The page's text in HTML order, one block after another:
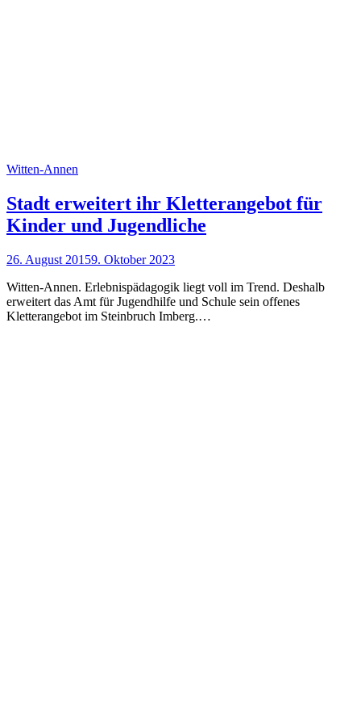
Witten-Annen
Stadt erweitert ihr Kletterangebot für
Kinder und Jugendliche
26. August 20159. Oktober 2023
Witten-Annen. Erlebnispädagogik liegt voll im Trend. Deshalb
erweitert das Amt für Jugendhilfe und Schule sein offenes
Kletterangebot im Steinbruch Imberg.…